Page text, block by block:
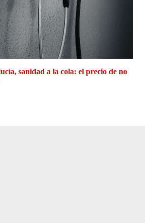
sanidad a la cola: el precio de no